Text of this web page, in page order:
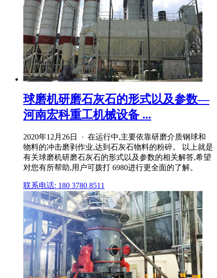
球磨机研磨石灰石的形式以及参数—
河南宏科重工机械设备 ...
2020年12月26日 · 在运行中,主要依靠研磨介质钢球和
物料的冲击磨剥作业,达到石灰石物料的粉碎。 以上就是
有关球磨机研磨石灰石的形式以及参数的相关解答,希望
对您有所帮助,用户可拨打 6980进行更全面的了解。
联系电话: 180 3780 8511